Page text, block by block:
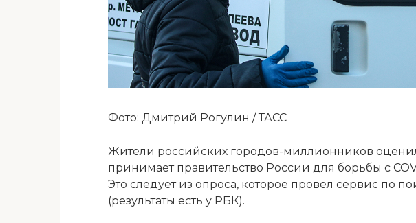
Фото: Дмитрий Рогулин / ТАСС
Жители российских городов-миллионников
принимает правительство России для борьбы с
Это следует из опроса, которое провел сервис по
(результаты есть у РБК).